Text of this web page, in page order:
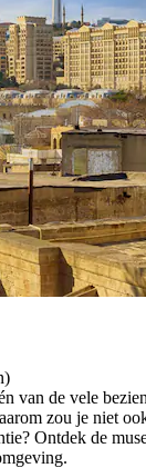
van de vele
zou je niet
Ontdek de